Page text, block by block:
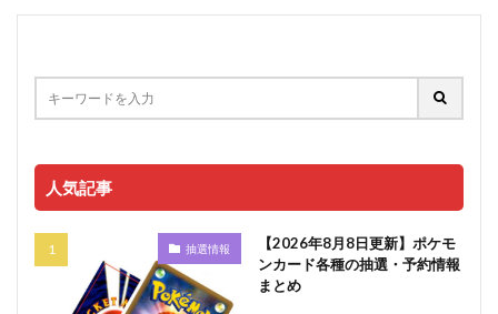
人気記事
抽選情報
【2026年8月8日更新】ポケモ
ンカード各種の抽選・予約情報
まとめ